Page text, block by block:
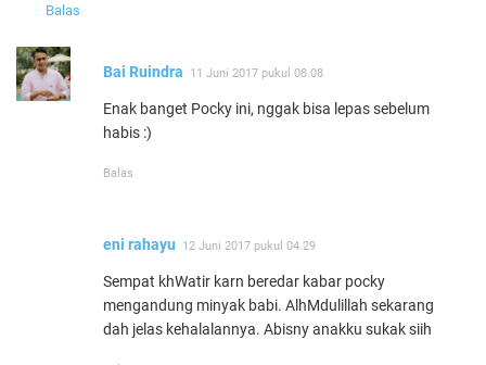
Balas
Bai Ruindra 11 Juni 2017 pukul 08.08
Enak banget Pocky ini, nggak bisa lepas sebelum
habis :)
Balas
eni rahayu 12 Juni 2017 pukul 04.29
Sempat khWatir karn beredar kabar pocky
mengandung minyak babi. AlhMdulillah sekarang
dah jelas kehalalannya. Abisny anakku sukak siih